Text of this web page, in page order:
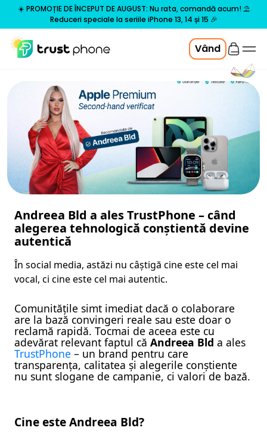
☀️ PROMOȚIE DE ÎNCEPUT DE AUGUST: Nu rata, comandă acum! ⛱️
Reduceri speciale la seriile iPhone 13, 14 și 15 🎉
Vând
Andreea Bld a ales TrustPhone – când
alegerea tehnologică conștientă devine
autentică
În social media, astăzi nu câștigă cine este cel mai
vocal, ci cine este cel mai autentic.
Comunitățile simt imediat dacă o colaborare
are la bază convingeri reale sau este doar o
reclamă rapidă. Tocmai de aceea este cu
adevărat relevant faptul că Andreea Bld a ales
TrustPhone – un brand pentru care
transparența, calitatea și alegerile conștiente
nu sunt slogane de campanie, ci valori de bază.
Cine este Andreea Bld?